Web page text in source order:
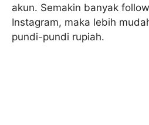
akun. Semakin banyak
Instagram, maka lebih
pundi-pundi rupiah.